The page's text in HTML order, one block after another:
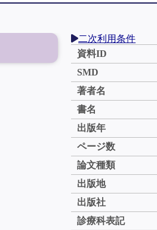
二次利用条件
資料ID
SMD
著者名
書名
出版年
ページ数
論文種類
出版地
出版社
診療科表記